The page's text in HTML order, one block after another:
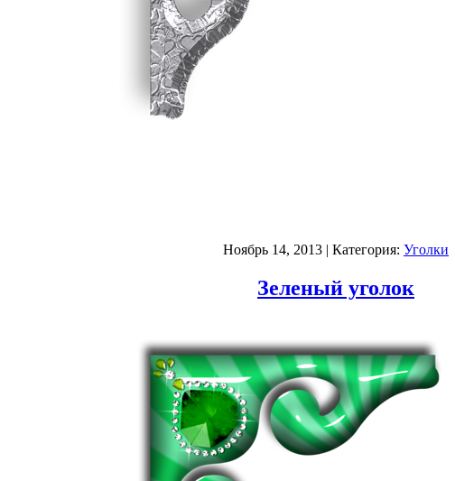
Ноябрь 14, 2013 | Категория: Уголки
Зеленый уголок